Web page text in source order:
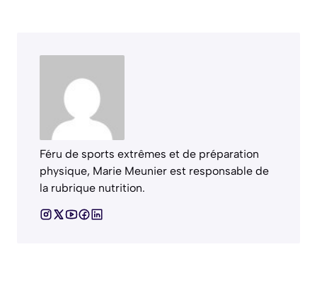
Féru de sports extrêmes et de préparation
physique, Marie Meunier est responsable de
la rubrique nutrition.